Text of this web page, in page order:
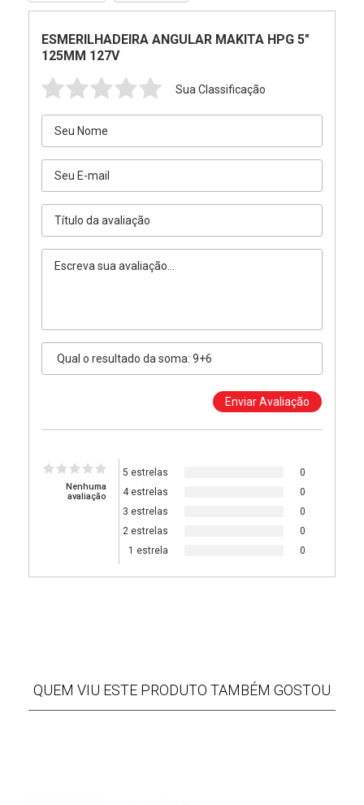
ESMERILHADEIRA ANGULAR MAKITA HPG 5"
125MM 127V
Sua Classificação
Nenhuma
avaliação
5 estrelas
0
4 estrelas
0
3 estrelas
0
2 estrelas
0
1 estrela
0
QUEM VIU ESTE PRODUTO TAMBÉM GOSTOU